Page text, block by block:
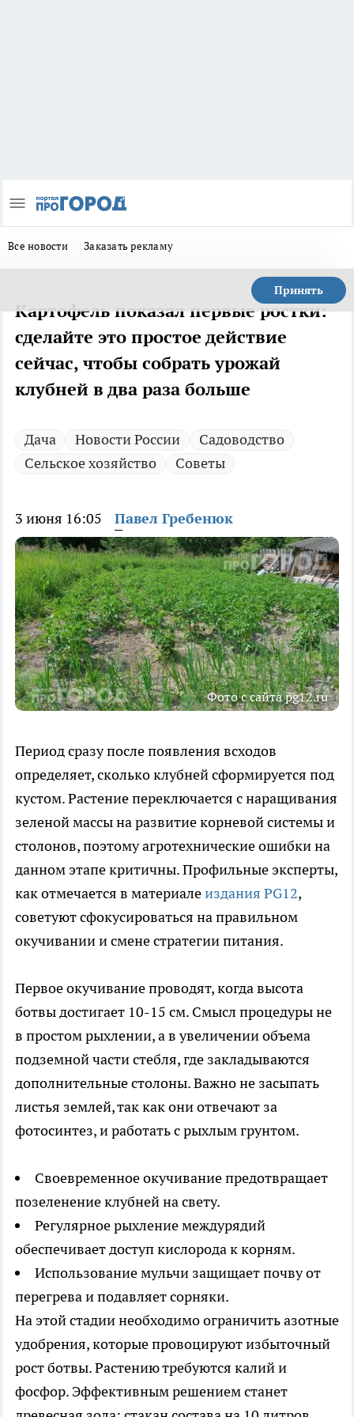
Все новости Заказать рекламу
Принять
Картофель показал первые ростки:
сделайте это простое действие
сейчас, чтобы собрать урожай
клубней в два раза больше
Дача Новости России
Садоводство
Сельское хозяйство
Советы
3 июня 16:05 Павел Гребенюк
Фото с сайта pg12.ru
Период сразу после появления всходов
определяет, сколько клубней сформируется под
кустом. Растение переключается с наращивания
зеленой массы на развитие корневой системы и
столонов, поэтому агротехнические ошибки на
данном этапе критичны. Профильные эксперты,
как отмечается в материалеиздания PG12,
советуют сфокусироваться на правильном
окучивании и смене стратегии питания.
Первое окучивание проводят, когда высота
ботвы достигает 10-15 см. Смысл процедуры не
в простом рыхлении, а в увеличении объема
подземной части стебля, где закладываются
дополнительные столоны. Важно не засыпать
листья землей, так как они отвечают за
фотосинтез, и работать с рыхлым грунтом.
Своевременное окучивание предотвращает
позеленение клубней на свету.
Регулярное рыхление междурядий
обеспечивает доступ кислорода к корням.
Использование мульчи защищает почву от
перегрева и подавляет сорняки.
На этой стадии необходимо ограничить азотные
удобрения, которые провоцируют избыточный
рост ботвы. Растению требуются калий и
фосфор. Эффективным решением станет